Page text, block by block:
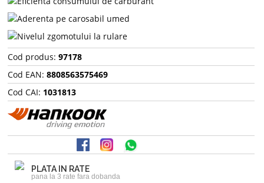
Cod produs: 97178
Cod EAN: 8808563575469
Cod CAI: 1031813
PLATA IN RATE
pana la 3 rate fara dobanda